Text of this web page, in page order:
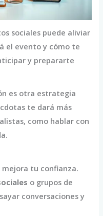
sociales puede aliviar
el evento y cómo te
y prepararte
es otra estrategia
te dará más
como hablar con
tu confianza.
o grupos de
conversaciones y